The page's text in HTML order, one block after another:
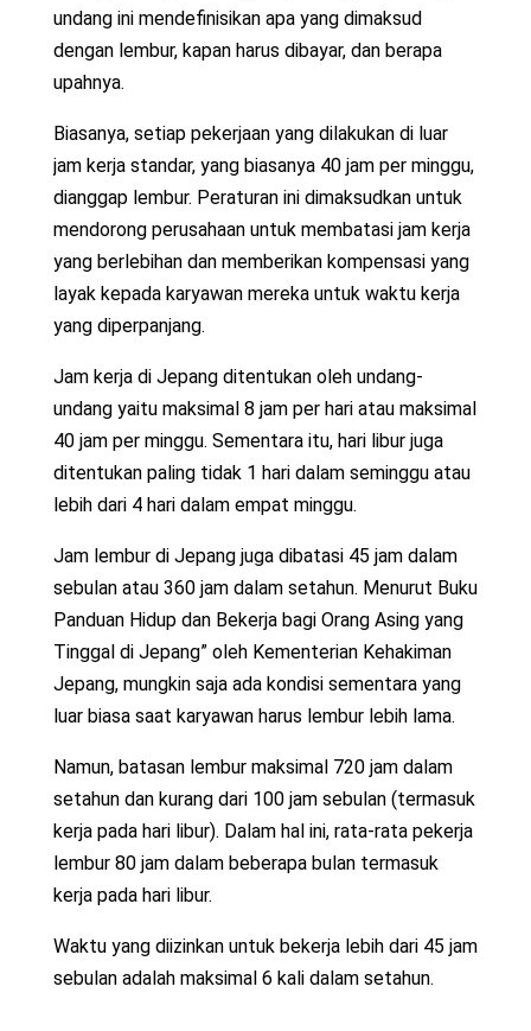
undang ini mendefinisikan apa yang dimaksud
dengan lembur, kapan harus dibayar, dan berapa
upahnya.
Biasanya, setiap pekerjaan yang dilakukan di luar
jam kerja standar, yang biasanya 40 jam per minggu,
dianggap lembur. Peraturan ini dimaksudkan untuk
mendorong perusahaan untuk membatasi jam kerja
yang berlebihan dan memberikan kompensasi yang
layak kepada karyawan mereka untuk waktu kerja
yang diperpanjang.
Jam kerja di Jepang ditentukan oleh undang-
undang yaitu maksimal 8 jam per hari atau maksimal
40 jam per minggu. Sementara itu, hari libur juga
ditentukan paling tidak 1 hari dalam seminggu atau
lebih dari 4 hari dalam empat minggu.
Jam lembur di Jepang juga dibatasi 45 jam dalam
sebulan atau 360 jam dalam setahun. Menurut Buku
Panduan Hidup dan Bekerja bagi Orang Asing yang
Tinggal di Jepang” oleh Kementerian Kehakiman
Jepang, mungkin saja ada kondisi sementara yang
luar biasa saat karyawan harus lembur lebih lama.
Namun, batasan lembur maksimal 720 jam dalam
setahun dan kurang dari 100 jam sebulan (termasuk
kerja pada hari libur). Dalam hal ini, rata-rata pekerja
lembur 80 jam dalam beberapa bulan termasuk
kerja pada hari libur.
Waktu yang diizinkan untuk bekerja lebih dari 45 jam
sebulan adalah maksimal 6 kali dalam setahun.